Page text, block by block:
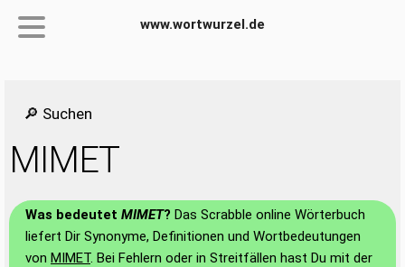
www.wortwurzel.de
🔎 Suchen
MIMET
Was bedeutet MIMET? Das Scrabble online Wörterbuch
liefert Dir Synonyme, Definitionen und Wortbedeutungen
von MIMET. Bei Fehlern oder in Streitfällen hast Du mit der